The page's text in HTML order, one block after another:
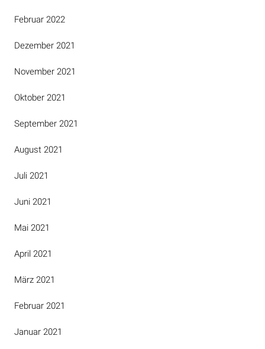
Februar 2022
Dezember 2021
November 2021
Oktober 2021
September 2021
August 2021
Juli 2021
Juni 2021
Mai 2021
April 2021
März 2021
Februar 2021
Januar 2021